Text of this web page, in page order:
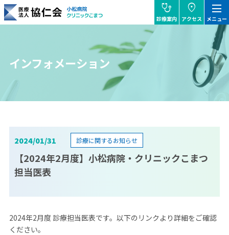
協仁会小松病院
stethoscope
診療案内
location_on
アクセス
dehaze
メニュー
インフォメーション
2024/01/31
【2024年2月度】小松病院・クリニックこまつ
担当医表
診療に関するお知らせ
2024年2月度 診療担当医表です。以下のリンクより詳細をご確認
ください。